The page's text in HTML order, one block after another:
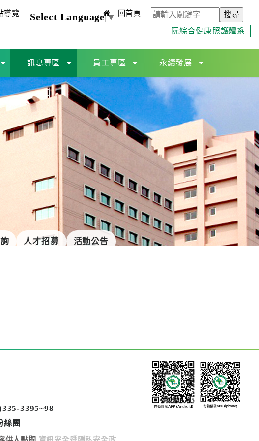
導覽 Select Language▼ 回首頁
阮綜合健康照護體系
訊息專區 員工專區 永續發展
人才招募 活動公告
3395~98
絲團